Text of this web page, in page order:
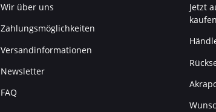
Wir über uns
Zahlungsmöglichkeiten
Versandinformationen
Newsletter
FAQ
Jetzt
kaufen